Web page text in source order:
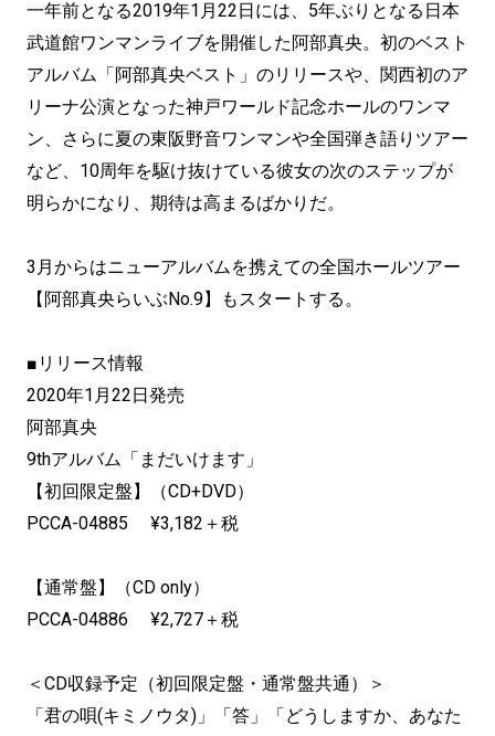
一年前となる2019年1月22日には、5年ぶりとなる日本
武道館ワンマンライブを開催した阿部真央。初のベスト
アルバム「阿部真央ベスト」のリリースや、関西初のア
リーナ公演となった神戸ワールド記念ホールのワンマ
ン、さらに夏の東阪野音ワンマンや全国弾き語りツアー
など、10周年を駆け抜けている彼女の次のステップが
明らかになり、期待は高まるばかりだ。
3月からはニューアルバムを携えての全国ホールツアー
【阿部真央らいぶNo.9】もスタートする。
■リリース情報
2020年1月22日発売
阿部真央
9thアルバム「まだいけます」
【初回限定盤】（CD+DVD）
PCCA-04885 ¥3,182＋税
【通常盤】（CD only）
PCCA-04886 ¥2,727＋税
＜CD収録予定（初回限定盤・通常盤共通）＞
「君の唄(キミノウタ)」「答」「どうしますか、あなた